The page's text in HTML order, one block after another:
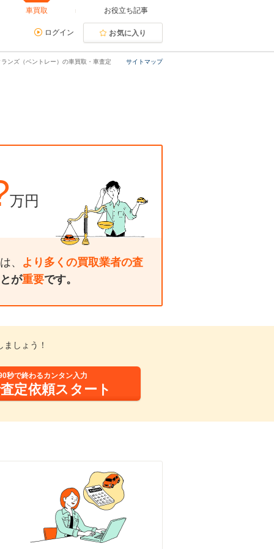
車買取 お役立ち記事
ログイン お気に入り
サイトマップ
ランズ（ベントレー）の車買取・車査定
万円
、 より多くの買取業者の査
が重要です。
しょう！
秒で終わるカンタン入力
定依頼スタート